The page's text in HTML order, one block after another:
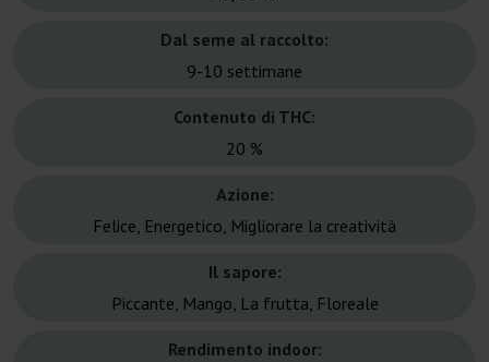
Dal seme al raccolto:
9-10 settimane
Contenuto di THC:
20 %
Azione:
Felice, Energetico, Migliorare la creatività
Il sapore:
Piccante, Mango, La frutta, Floreale
Rendimento indoor: